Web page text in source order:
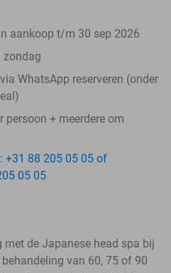
aankoop t/m 30 sep 2026
zondag
WhatsApp reserveren (onder
+ meerdere om
+31 88 205 05 05 of
05 05
de Japanese head spa bij
van 60, 75 of 90